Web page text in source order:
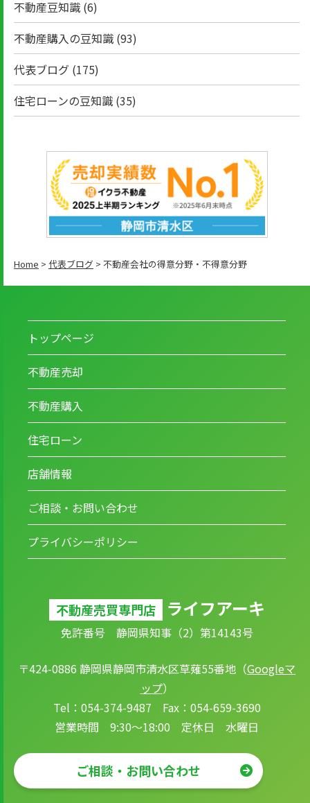
不動産豆知識 (6)
不動産購入の豆知識 (93)
代表ブログ (175)
住宅ローンの豆知識 (35)
Home > 代表ブログ > 不動産会社の得意分野・不得意分野
トップページ
不動産売却
不動産購入
住宅ローン
店舗情報
ご相談・お問い合わせ
プライバシーポリシー
不動産売買専門店 ライフアーキ
免許番号 静岡県知事（2）第14143号
〒424-0886 静岡県静岡市清水区草薙55番地（Googleマ
ップ）
Tel：054-374-9487 Fax：054-659-3690
営業時間 9:30～18:00 定休日 水曜日
ご相談・お問い合わせ